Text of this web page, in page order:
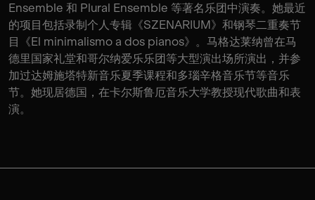
Ensemble 和 Plural Ensemble 等著名乐团中演奏。她最近
的项目包括录制个人专辑《SZENARIUM》和钢琴二重奏节
目《El minimalismo a dos pianos》。马格达莱纳曾在马
德里国家礼堂和哥尔纳爱乐乐团等大型演出场所演出，并参
加过达姆施塔特新音乐夏季课程和多瑙辛格音乐节等音乐
节。她现居德国，在卡尔斯鲁厄音乐大学教授现代歌曲和表
演。